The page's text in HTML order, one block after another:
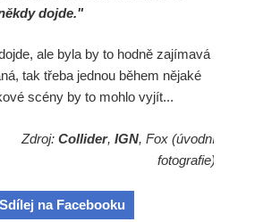
dojde."
ale byla by to hodně zajímavá
tak třeba jednou během nějaké
scény by to mohlo vyjít...
Zdroj: Collider, IGN, Fox (úvodní
fotografie)
Sdílej na Facebooku